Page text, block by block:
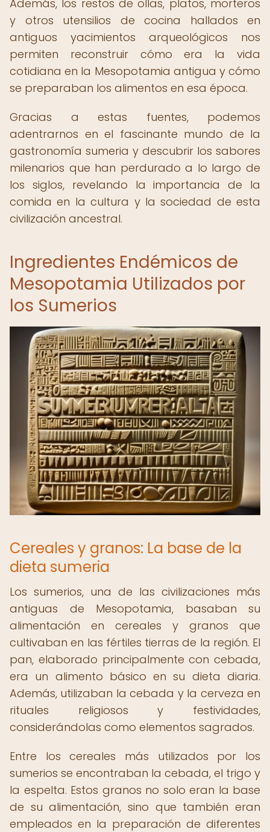
Además, los restos de ollas, platos, morteros
y otros utensilios de cocina hallados en
antiguos yacimientos arqueológicos nos
permiten reconstruir cómo era la vida
cotidiana en la Mesopotamia antigua y cómo
se preparaban los alimentos en esa época.
Gracias a estas fuentes, podemos
adentrarnos en el fascinante mundo de la
gastronomía sumeria y descubrir los sabores
milenarios que han perdurado a lo largo de
los siglos, revelando la importancia de la
comida en la cultura y la sociedad de esta
civilización ancestral.
Ingredientes Endémicos de
Mesopotamia Utilizados por
los Sumerios
Cereales y granos: La base de la
dieta sumeria
Los sumerios, una de las civilizaciones más
antiguas de Mesopotamia, basaban su
alimentación en cereales y granos que
cultivaban en las fértiles tierras de la región. El
pan, elaborado principalmente con cebada,
era un alimento básico en su dieta diaria.
Además, utilizaban la cebada y la cerveza en
rituales religiosos y festividades,
considerándolas como elementos sagrados.
Entre los cereales más utilizados por los
sumerios se encontraban la cebada, el trigo y
la espelta. Estos granos no solo eran la base
de su alimentación, sino que también eran
empleados en la preparación de diferentes